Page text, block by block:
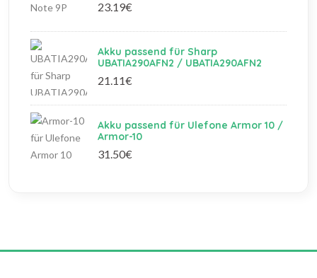
23.19€
Akku passend für Sharp
UBATIA290AFN2 / UBATIA290AFN2
21.11€
Akku passend für Ulefone Armor 10 /
Armor-10
31.50€